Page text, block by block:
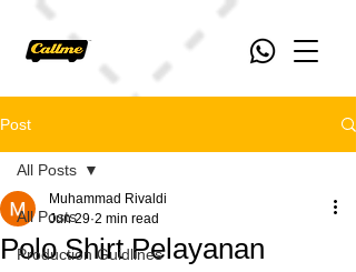
Post
All Posts
Production Guidlines
All Posts
Polo Shirt Pelayanan
Muhammad Rivaldi
Jun 29 2 min read